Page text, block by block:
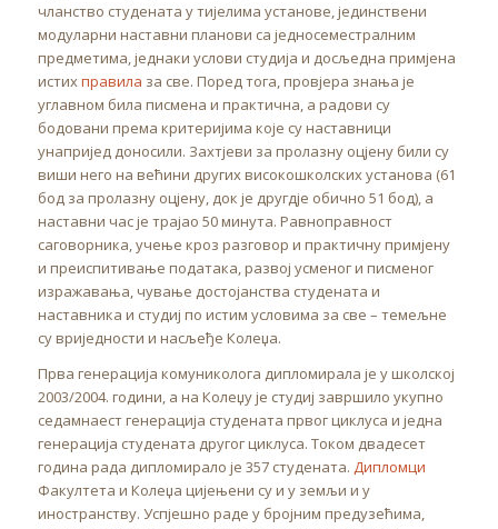
чланство студената у тијелима установе, јединствени
модуларни наставни планови са једносеместралним
предметима, једнаки услови студија и досљедна примјена
истихправила за све. Поред тога, провјера знања је
углавном била писмена и практична, а радови су
бодовани према критеријима које су наставници
унапријед доносили. Захтјеви за пролазну оцјену били су
виши него на већини других високошколских установа (61
бод за пролазну оцјену, док је другдје обично 51 бод), а
наставни час је трајао 50 минута. Равноправност
саговорника, учење кроз разговор и практичну примјену
и преиспитивање података, развој усменог и писменог
изражавања, чување достојанства студената и
наставника и студиј по истим условима за све – темељне
су вриједности и насљеђе Колеџа.
Прва генерација комуниколога дипломирала је у школској
2003/2004. години, а на Колеџу је студиј завршило укупно
седамнаест генерација студената првог циклуса и једна
генерација студената другог циклуса. Током двадесет
година рада дипломирало је 357 студената. Дипломци
Факултета и Колеџа цијењени су и у земљи и у
иностранству. Успјешно раде у бројним предузећима,